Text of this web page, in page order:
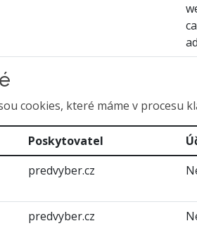
cookies, které máme v procesu
Poskytovatel
predvyber.cz
predvyber.cz